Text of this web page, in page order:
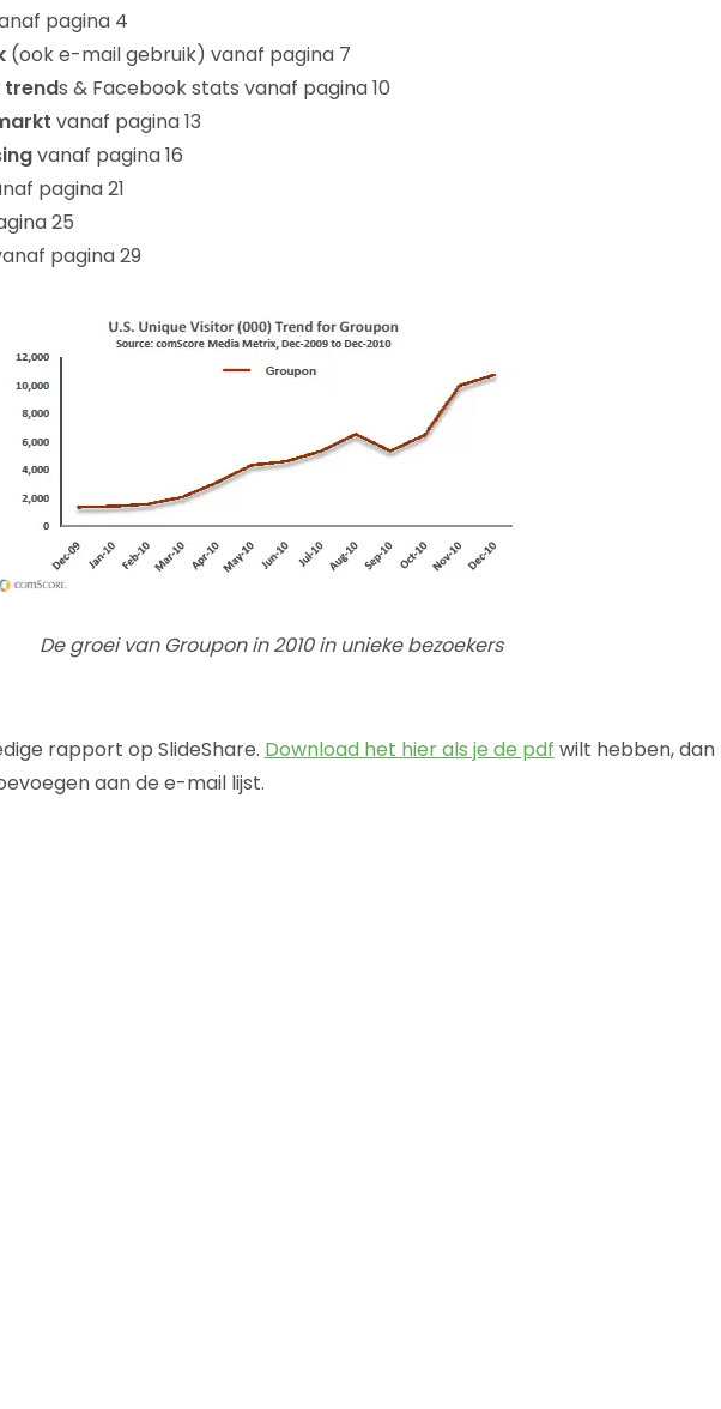
pagina 4
(ook e-mail gebruik) vanaf pagina 7
trends & Facebook stats vanaf pagina 10
vanaf pagina 13
vanaf pagina 16
pagina 21
25
pagina 29
De groei van Groupon in 2010 in unieke bezoekers
rapport op SlideShare. Download het hier als je de pdf wilt hebben, dan
aan de e-mail lijst.